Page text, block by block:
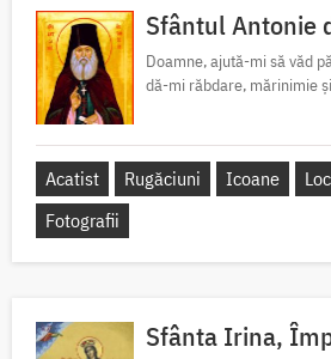
Sfântul Antonie
Doamne, ajută-mi să văd
dă-mi răbdare, mărinimie
Acatist Rugăciuni Icoane
Fotografii
Sfânta Irina,